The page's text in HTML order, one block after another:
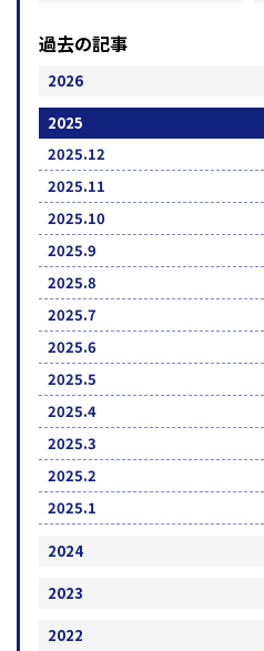
過去の記事
2026
2025
2025.12
2025.11
2025.10
2025.9
2025.8
2025.7
2025.6
2025.5
2025.4
2025.3
2025.2
2025.1
2024
2023
2022